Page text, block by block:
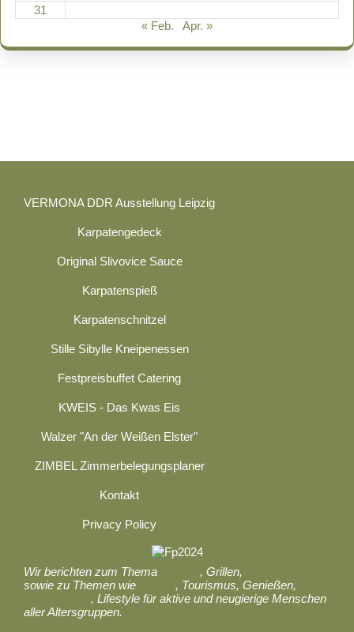
31
« Feb.
Apr. »
VERMONA DDR Ausstellung Leipzig
Karpatengedeck
Original Slivovice Sauce
Karpatenspieß
Karpatenschnitzel
Stille Sibylle Kneipenessen
Festpreisbuffet Catering
KWEIS - Das Kwas Eis
Walzer "An der Weißen Elster"
ZIMBEL Zimmerbelegungsplaner
Kontakt
Privacy Policy
Wir berichten zum Thema , Grillen,
sowie zu Themen wie
, Tourismus, Genießen,
, Lifestyle für aktive und neugierige Menschen
aller Altersgruppen.